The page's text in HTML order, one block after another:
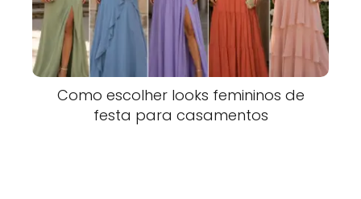
Como escolher looks femininos de
festa para casamentos